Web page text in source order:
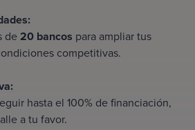
de 20 bancos para ampliar tus
competitivas.
hasta el 100% de financiación,
a tu favor.